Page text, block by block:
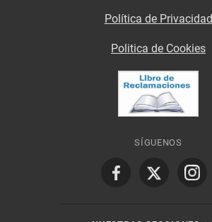
Política de Privacidad
Politica de Cookies
SÍGUENOS